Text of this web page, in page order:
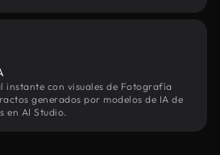
instante con visuales de Fotografía
generados por modelos de IA de
en AI Studio.